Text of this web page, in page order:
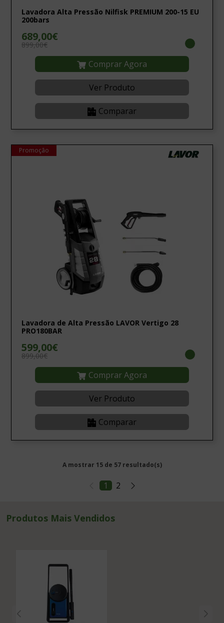
Lavadora Alta Pressão Nilfisk PREMIUM 200-15 EU
200bars
689,00€
899,00€
Comprar Agora
Ver Produto
Comparar
Promoção
Lavadora de Alta Pressão LAVOR Vertigo 28
PRO180BAR
599,00€
899,00€
Comprar Agora
Ver Produto
Comparar
A mostrar 15 de 57 resultado(s)
1 2
Produtos Mais Vendidos